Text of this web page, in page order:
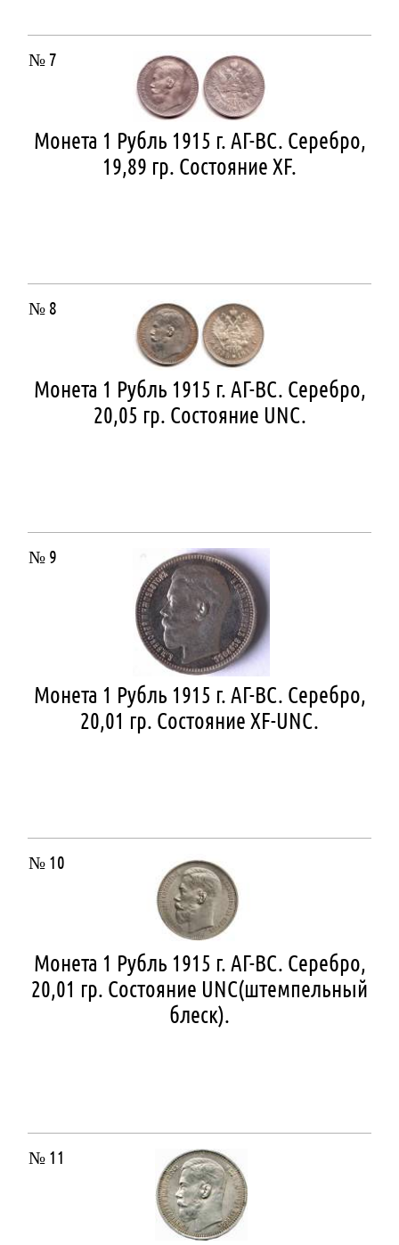
№ 7
Монета 1 Рубль 1915 г. АГ-ВС. Серебро,
19,89 гр. Состояние ХF.
№ 8
Монета 1 Рубль 1915 г. АГ-ВС. Серебро,
20,05 гр. Состояние UNC.
№ 9
Монета 1 Рубль 1915 г. АГ-ВС. Серебро,
20,01 гр. Состояние XF-UNC.
№ 10
Монета 1 Рубль 1915 г. АГ-ВС. Серебро,
20,01 гр. Состояние UNC(штемпельный
блеск).
№ 11